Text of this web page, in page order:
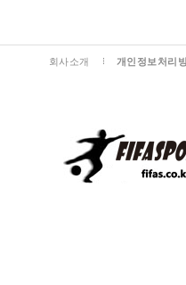
회사소개 개인정보처리